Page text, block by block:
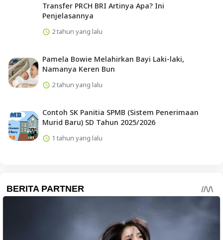
Transfer PRCH BRI Artinya Apa? Ini
Penjelasannya
2 tahun yang lalu
Pamela Bowie Melahirkan Bayi Laki-laki,
Namanya Keren Bun
2 tahun yang lalu
Contoh SK Panitia SPMB (Sistem Penerimaan
Murid Baru) SD Tahun 2025/2026
1 tahun yang lalu